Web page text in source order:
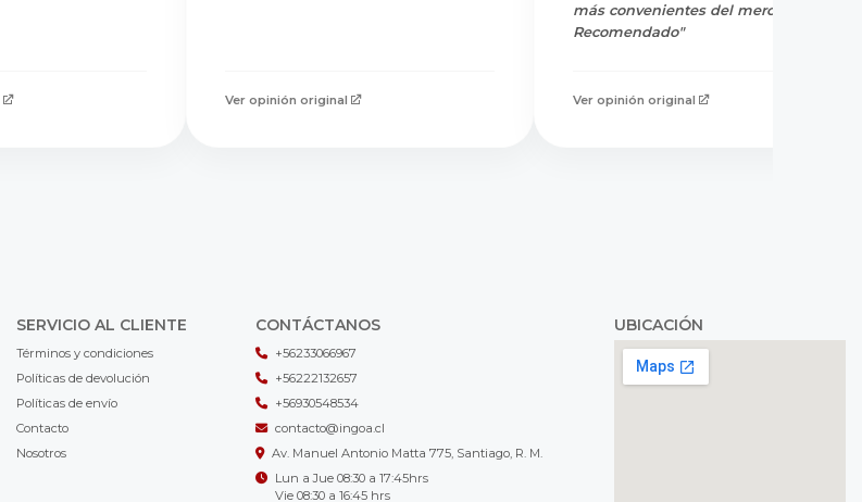
Ver opinión original
más convenientes del mercado.
Recomendado"
Ver opinión original
SERVICIO AL CLIENTE
Términos y condiciones
Políticas de devolución
Políticas de envío
Contacto
Nosotros
CONTÁCTANOS
+56233066967
+56222132657
+56930548534
contacto@ingoa.cl
Av. Manuel Antonio Matta 775, Santiago, R. M.
Lun a Jue 08:30 a 17:45hrs
Vie 08:30 a 16:45 hrs
UBICACIÓN